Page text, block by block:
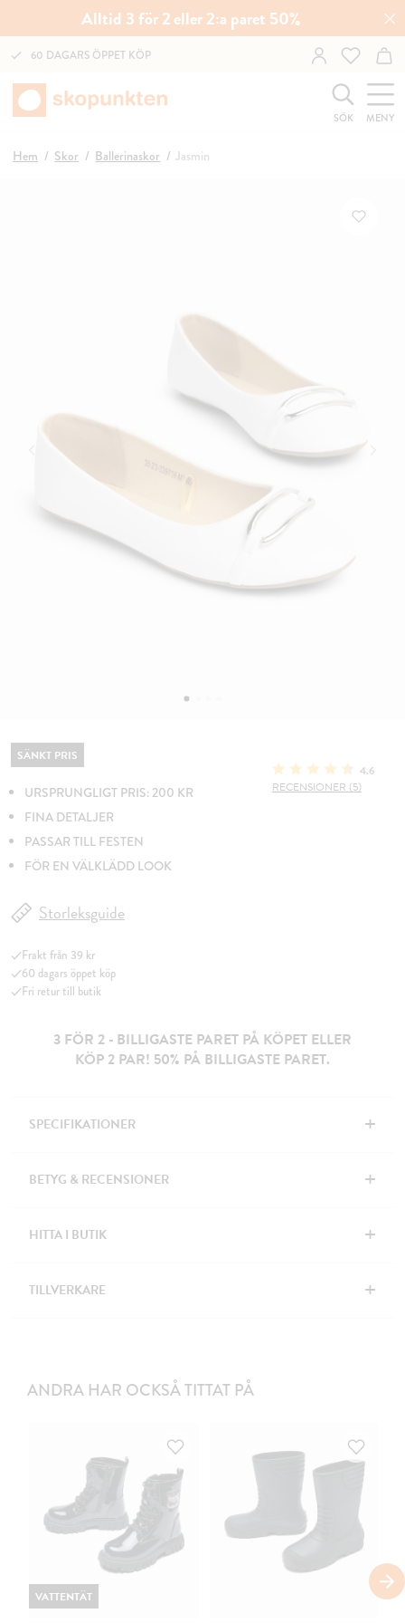
Alltid 3 för 2 eller 2:a paret 50%
60 DAGARS ÖPPET KÖP
SÖK MENY
Hem Skor Ballerinaskor Jasmin
SÄNKT PRIS
URSPRUNGLIGT PRIS: 200 KR
FINA DETALJER
PASSAR TILL FESTEN
FÖR EN VÄLKLÄDD LOOK
4.6
RECENSIONER (5)
Storleksguide
Frakt från 39 kr
60 dagars öppet köp
Fri retur till butik
3 FÖR 2 - BILLIGASTE PARET PÅ KÖPET ELLER
KÖP 2 PAR! 50% PÅ BILLIGASTE PARET.
SPECIFIKATIONER +
BETYG & RECENSIONER +
HITTA I BUTIK +
TILLVERKARE +
ANDRA HAR OCKSÅ TITTAT PÅ
VATTENTÄT